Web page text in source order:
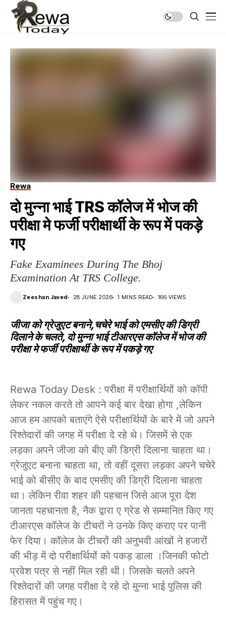
Rewa
दो मुन्ना भाई TRS कॉलेज में भोज की
परीक्षा मे फर्जी परीक्षार्थी के रूप में पकड़े
गए
Fake Examinees During The Bhoj
Examination At TRS College.
Zeeshan Javed 28 JUNE 2026 1 MINS READ 166 VIEWS
जीजा को ग्रेजुएट बनाने,चचेरे भाई को एमसीए की डिग्री
दिलाने के चलते, दो मुन्ना भाई टीआरएस कॉलेज में भोज की
परीक्षा मे फर्जी परीक्षार्थी के रूप में पकड़े गए
Rewa Today Desk : परीक्षा में परीक्षार्थियों को कॉपी
लेकर नकल करते तो आपने कई बार देखा होगा ,लेकिन
आज हम आपको बताएंगे ऐसे परीक्षार्थियों के बारे में जो अपने
रिश्तेदारों की जगह में परीक्षा दे रहे थे। जिसमें से एक
लड़का अपने जीजा को बीए की डिग्री दिलाना चाहता था।
ग्रेजुएट बनाना चाहता था, तो वहीं दूसरा लड़का अपने चचेरे
भाई को बीसीए के बाद एमसीए की डिग्री दिलाना चाहता
था। लेकिन रीवा शहर की पहचान जिसे आज पूरा देश
जानता पहचानता है, नैक द्वारा ए ग्रेड से सम्मानित किए गए
टीआरएस कॉलेज के टीचरों ने उनके किए कराए पर पानी
फेर दिया। कॉलेज के टीचरों की अनुभवी आंखों ने हजारों
की भीड़ में दो परीक्षार्थियों को पकड़ डाला ।जिनकी फोटो
प्रवेश पत्र से नहीं मिल रही थी। जिसके चलते अपने
रिश्तेदारों की जगह परीक्षा दे रहे दो मुन्ना भाई पुलिस की
हिरासत में पहुंच गए।